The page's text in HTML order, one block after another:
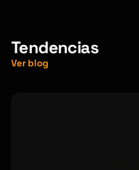
Tendencias
Ver blog